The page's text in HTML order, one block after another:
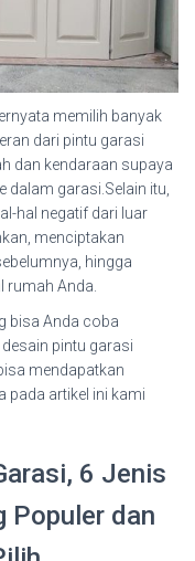
memilih banyak
dari pintu garasi
dan kendaraan supaya
dalam garasi.Selain itu,
hal negatif dari luar
menciptakan
hingga
rumah Anda.
bisa Anda coba
pintu garasi
mendapatkan
pada artikel ini kami
6 Jenis
Populer dan